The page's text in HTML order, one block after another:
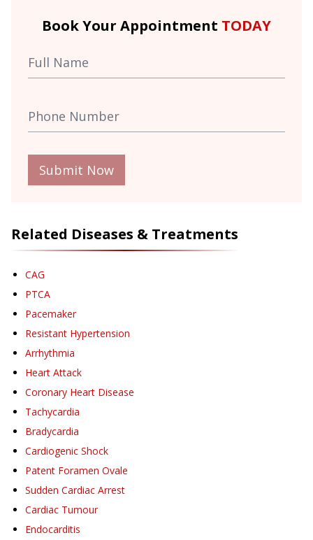
Book Your Appointment TODAY
Submit Now
Related Diseases & Treatments
CAG
PTCA
Pacemaker
Resistant Hypertension
Arrhythmia
Heart Attack
Coronary Heart Disease
Tachycardia
Bradycardia
Cardiogenic Shock
Patent Foramen Ovale
Sudden Cardiac Arrest
Cardiac Tumour
Endocarditis